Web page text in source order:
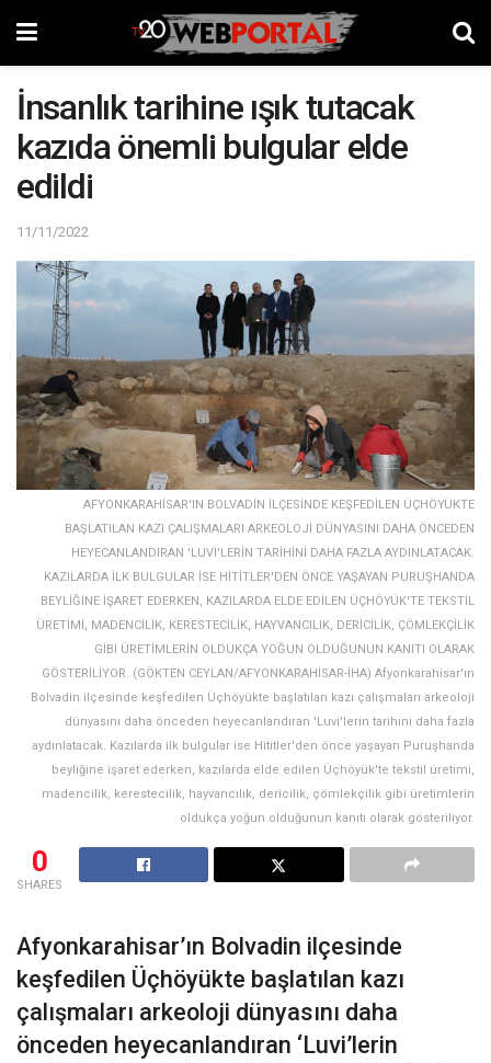
İnsanlık tarihine ışık tutacak
kazıda önemli bulgular elde
edildi
11/11/2022
AFYONKARAHİSAR'IN BOLVADİN İLÇESİNDE KEŞFEDİLEN ÜÇHÖYÜKTE
BAŞLATILAN KAZI ÇALIŞMALARI ARKEOLOJİ DÜNYASINI DAHA ÖNCEDEN
HEYECANLANDIRAN 'LUVİ'LERİN TARİHİNİ DAHA FAZLA AYDINLATACAK.
KAZILARDA İLK BULGULAR İSE HİTİTLER'DEN ÖNCE YAŞAYAN PURUŞHANDA
BEYLİĞİNE İŞARET EDERKEN, KAZILARDA ELDE EDİLEN ÜÇHÖYÜK'TE TEKSTİL
ÜRETİMİ, MADENCİLİK, KERESTECİLİK, HAYVANCILIK, DERİCİLİK, ÇÖMLEKÇİLİK
GİBİ ÜRETİMLERİN OLDUKÇA YOĞUN OLDUĞUNUN KANITI OLARAK
GÖSTERİLİYOR. (GÖKTEN CEYLAN/AFYONKARAHİSAR-İHA) Afyonkarahisar'ın
Bolvadin ilçesinde keşfedilen Üçhöyükte başlatılan kazı çalışmaları arkeoloji
dünyasını daha önceden heyecanlandıran 'Luvi'lerin tarihini daha fazla
aydınlatacak. Kazılarda ilk bulgular ise Hititler'den önce yaşayan Puruşhanda
beyliğine işaret ederken, kazılarda elde edilen Üçhöyük'te tekstil üretimi,
madencilik, kerestecilik, hayvancılık, dericilik, çömlekçilik gibi üretimlerin
oldukça yoğun olduğunun kanıtı olarak gösteriliyor.
0
SHARES
Afyonkarahisar’ın Bolvadin ilçesinde
keşfedilen Üçhöyükte başlatılan kazı
çalışmaları arkeoloji dünyasını daha
önceden heyecanlandıran ‘Luvi’lerin